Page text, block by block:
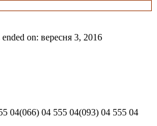
on: вересня 3, 2016
04(066) 04 555 04(093) 04 555 04